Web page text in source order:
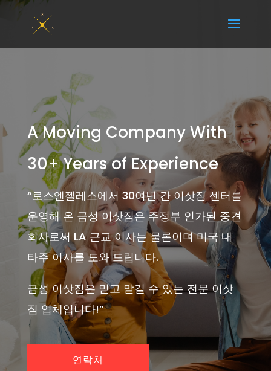
A Moving Company With
30+ Years of Experience
“로스엔젤레스에서 30여년 간 이삿짐 센터를
운영해 온 금성 이삿짐은 주정부 인가된 중견
회사로써 LA 근교 이사는 물론이며 미국 내
타주 이사를 도와 드립니다.
금성 이삿짐은 믿고 맡길 수 있는 전문 이삿
짐 업체입니다!”
연락처